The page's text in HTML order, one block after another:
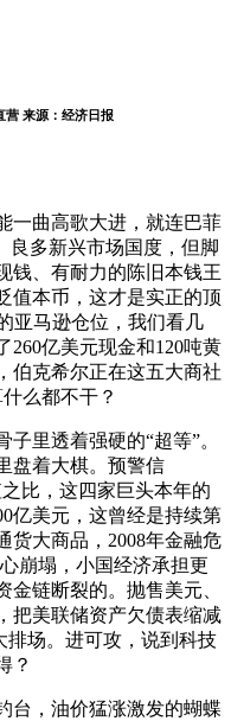
营 来源： 经济日报
曲高歌大进，就连巴菲
良多新兴市场国度，但脚
钱、有耐力的陈旧本钱王
值本币，这才是实正的顶
亚马逊仓位，我们看几
260亿美元现金和120吨黄
伯克希尔正在这五大商社
么都不干？
里透着强硬的“超等”。
盘着大棋。预警信
比，这四家巨头本年的
亿美元，这曾经是持续第
货大商品，2008年金融危
崩塌，小国经济承担更
链断裂的。抛售美元、
把美联储资产欠债表缩减
排场。进可攻，说到科技
？
，油价猛涨激发的蝴蝶